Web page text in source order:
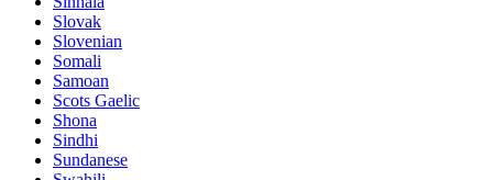
Slovak
Slovenian
Somali
Samoan
Scots Gaelic
Shona
Sindhi
Sundanese